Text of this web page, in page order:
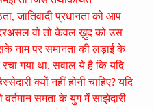
जातिवादी प्रधानता को आप
वो तो केवल ख़ुद को उस
नाम पर समानता की लड़ाई के
गया था. सवाल ये है कि यदि
क्यों नहीं होनी चाहिए? यदि
समता के युग में साझेदारी